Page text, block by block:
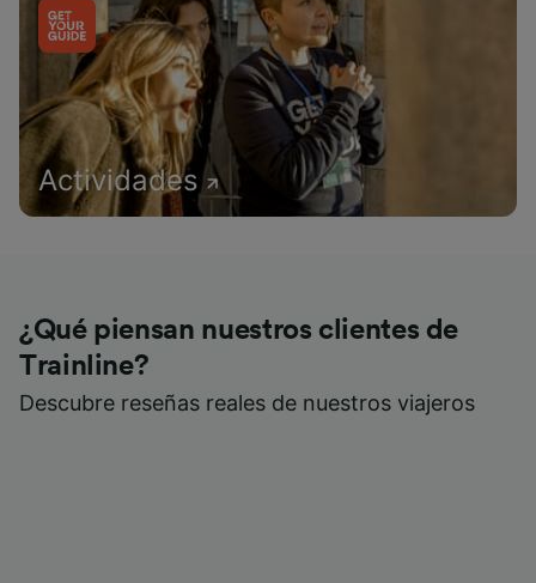
Actividades
¿Qué piensan nuestros clientes de
Trainline?
Descubre reseñas reales de nuestros viajeros